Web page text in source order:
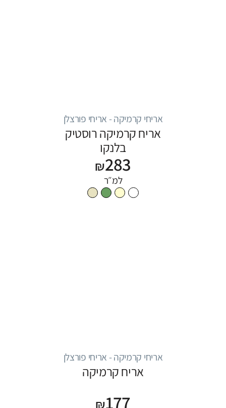
אריחי קרמיקה - אריחי פורצלן
אריח קרמיקה רוסטיק
בלנקו
₪283
למ״ר
אריחי קרמיקה - אריחי פורצלן
אריח קרמיקה
₪177